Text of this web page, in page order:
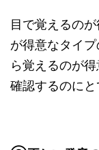
目で覚えるの
が得意なタイ
ら覚えるのが
確認するのにと